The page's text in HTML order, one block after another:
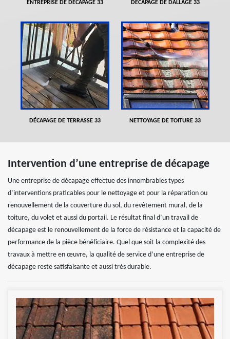
ENTREPRISE DE DÉCAPAGE 33 DÉCAPAGE DE DALLAGE 33
DÉCAPAGE DE TERRASSE 33 NETTOYAGE DE TOITURE 33
Intervention d’une entreprise de décapage
Une entreprise de décapage effectue des innombrables types
d’interventions praticables pour le nettoyage et pour la réparation ou
renouvellement de la couverture du sol, du revêtement mural, de la
toiture, du volet et aussi du portail. Le résultat final d’un travail de
décapage est le renouvellement de la force de résistance et la capacité de
performance de la pièce bénéficiaire. Quel que soit la complexité des
travaux à mettre en œuvre, la qualité de service d’une entreprise de
décapage reste satisfaisante et aussi très durable.